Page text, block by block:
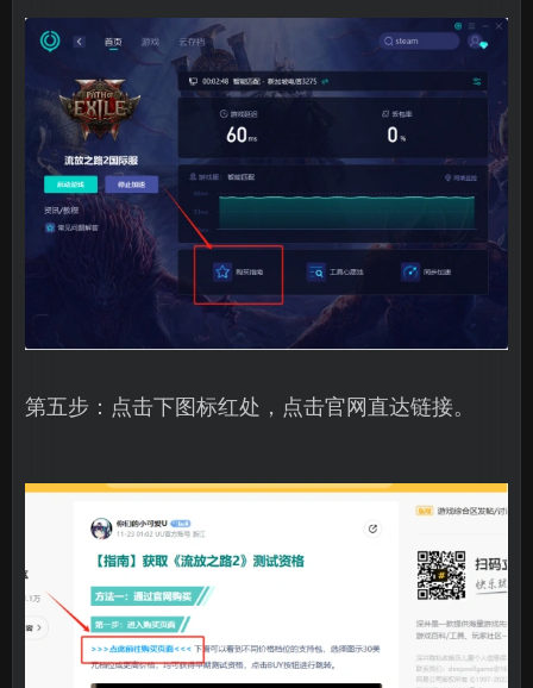
第五步：点击下图标红处，点击官网直达链接。